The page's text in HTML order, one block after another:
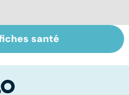
Bien vivre la
santé